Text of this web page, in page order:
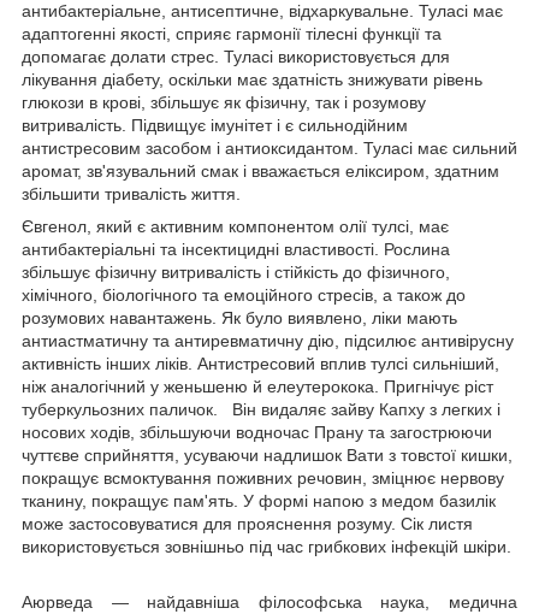
антибактеріальне, антисептичне, відхаркувальне. Туласі має
адаптогенні якості, сприяє гармонії тілесні функції та
допомагає долати стрес. Туласі використовується для
лікування діабету, оскільки має здатність знижувати рівень
глюкози в крові, збільшує як фізичну, так і розумову
витривалість. Підвищує імунітет і є сильнодійним
антистресовим засобом і антиоксидантом. Туласі має сильний
аромат, зв'язувальний смак і вважається еліксиром, здатним
збільшити тривалість життя.
Євгенол, який є активним компонентом олії тулсі, має
антибактеріальні та інсектицидні властивості. Рослина
збільшує фізичну витривалість і стійкість до фізичного,
хімічного, біологічного та емоційного стресів, а також до
розумових навантажень. Як було виявлено, ліки мають
антиастматичну та антиревматичну дію, підсилює антивірусну
активність інших ліків. Антистресовий вплив тулсі сильніший,
ніж аналогічний у женьшеню й елеутерокока. Пригнічує ріст
туберкульозних паличок. Він видаляє зайву Капху з легких і
носових ходів, збільшуючи водночас Прану та загострюючи
чуттєве сприйняття, усуваючи надлишок Вати з товстої кишки,
покращує всмоктування поживних речовин, зміцнює нервову
тканину, покращує пам'ять. У формі напою з медом базилік
може застосовуватися для прояснення розуму. Сік листя
використовується зовнішньо під час грибкових інфекцій шкіри.
Аюрведа — найдавніша філософська наука, медична